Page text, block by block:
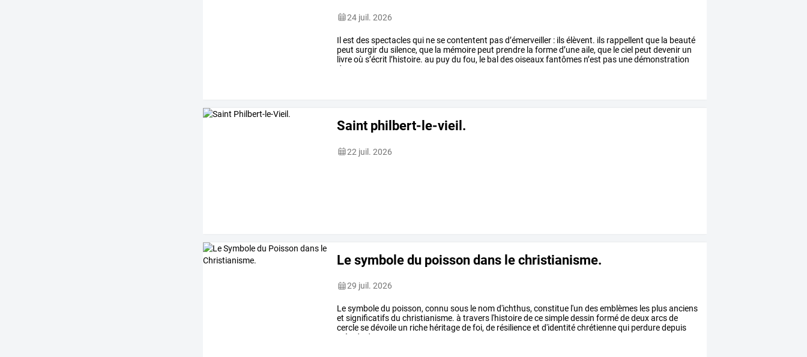
24 juil. 2026
Il est desspectaclesqui nesecontentent pasd’émerveiller : ilsélèvent. ils rappellent que la beauté
peut surgirdu silence, que la mémoire peut prendre la formed’uneaile, que leciel peut devenir un
livreoù s’écrit l’histoire. au puydu fou, le bal desoiseauxfantômes n’est pas unedémonstration
de
Saint philbert-le-vieil.
22 juil. 2026
Le symbole du poisson dans le christianisme.
29 juil. 2026
Lesymboledu poisson,connu sous le nomd'ichthus,constitue l'un desemblèmes les plusanciens
et significatifsdu christianisme. à travers l'histoiredecesimpledessin formédedeuxarcsde
cerclesedévoile un riche héritagedefoi,de résilienceet d'identitéchrétiennequi perduredepuis
près
de deux